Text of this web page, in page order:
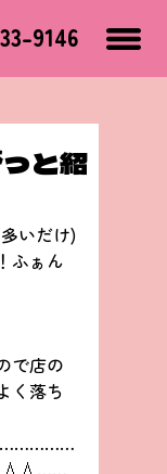
9146
と紹
いだけ)
ふぁん
で店の
く落ち